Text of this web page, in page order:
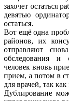
захочет остаться
девятью
остаться.
Вот ещё одна
районов, их
отправляют
обследования и
человек вновь
прием, а потом в
для врачей, так
Дублирование